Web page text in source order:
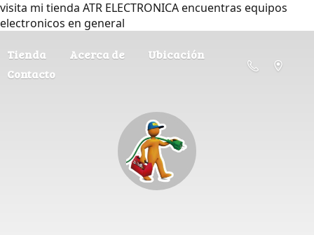
visita mi tienda ATR ELECTRONICA encuentras equipos
electronicos en general
Tienda Acerca de
Ubicación
Contacto